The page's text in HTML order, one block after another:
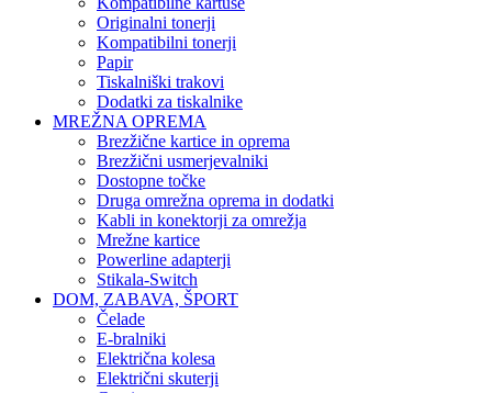
Originalni tonerji
Kompatibilni tonerji
Papir
Tiskalniški trakovi
Dodatki za tiskalnike
MREŽNA OPREMA
Brezžične kartice in oprema
Brezžični usmerjevalniki
Dostopne točke
Druga omrežna oprema in dodatki
Kabli in konektorji za omrežja
Mrežne kartice
Powerline adapterji
Stikala-Switch
DOM, ZABAVA, ŠPORT
Čelade
E-bralniki
Električna kolesa
Električni skuterji